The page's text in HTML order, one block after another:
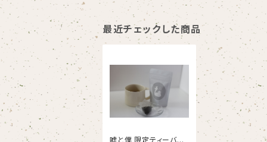
最近チェックした商品
嘘と僕 限定ティーバッ